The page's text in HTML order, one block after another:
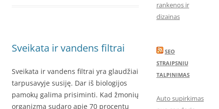
Sveikata ir vandens filtrai
Sveikata ir vandens filtrai yra glaudžiai
tarpusavyje susiję. Dar iš biologijos
pamokų galima prisiminti. Kad žmonių
organizmą sudaro apie 70 procentų
rankenos ir
dizainas
SEO
STRAIPSNIU
TALPINIMAS
Auto supirkimas